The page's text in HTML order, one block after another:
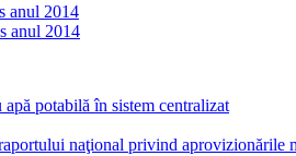
anul 2014
anul 2014
potabilă în sistem centralizat
naţional privind aprovizionările